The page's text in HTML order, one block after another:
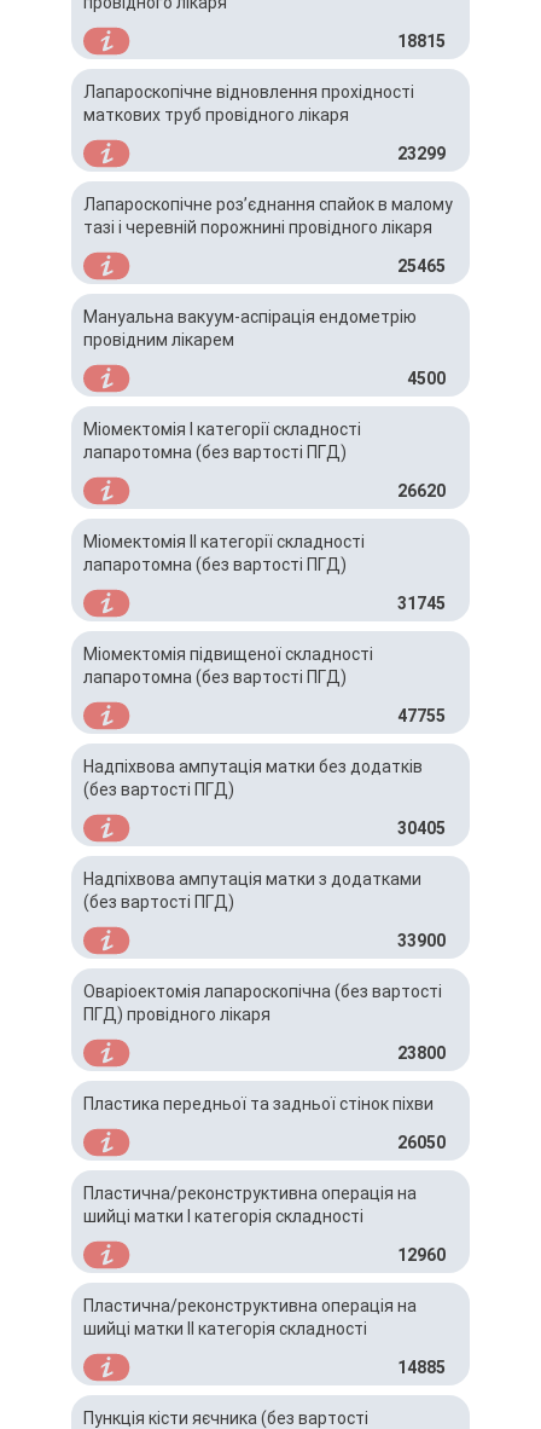
18815
Лапароскопічне відновлення прохідності
маткових труб провідного лікаря
23299
Лапароскопічне роз’єднання спайок в малому
тазі і черевній порожнині провідного лікаря
25465
Мануальна вакуум-аспірація ендометрію
провідним лікарем
4500
Міомектомія І категорії складності
лапаротомна (без вартості ПГД)
26620
Міомектомія ІІ категорії складності
лапаротомна (без вартості ПГД)
31745
Міомектомія підвищеної складності
лапаротомна (без вартості ПГД)
47755
Надпіхвова ампутація матки без додатків
(без вартості ПГД)
30405
Надпіхвова ампутація матки з додатками
(без вартості ПГД)
33900
Оваріоектомія лапароскопічна (без вартості
ПГД) провідного лікаря
23800
Пластика передньої та задньої стінок піхви
26050
Пластична/реконструктивна операція на
шийці матки І категорія складності
12960
Пластична/реконструктивна операція на
шийці матки ІІ категорія складності
14885
Пункція кісти яєчника (без вартості